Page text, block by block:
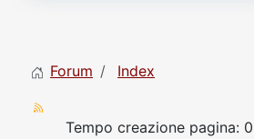
Forum Index
Tempo creazione pagina: